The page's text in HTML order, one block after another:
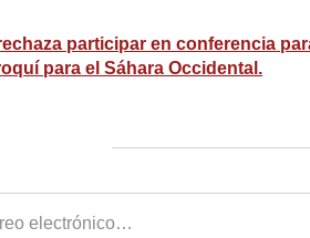
participar en conferencia
para el Sáhara Occidental.